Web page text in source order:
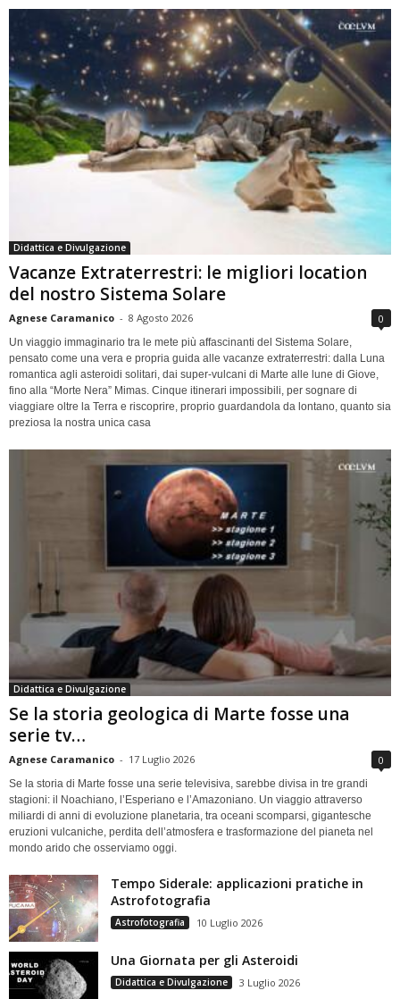
Didattica e Divulgazione
Vacanze Extraterrestri: le migliori location
del nostro Sistema Solare
Agnese Caramanico - 8 Agosto 2026 0
Un viaggio immaginario tra le mete più affascinanti del Sistema Solare,
pensato come una vera e propria guida alle vacanze extraterrestri: dalla Luna
romantica agli asteroidi solitari, dai super-vulcani di Marte alle lune di Giove,
fino alla “Morte Nera” Mimas. Cinque itinerari impossibili, per sognare di
viaggiare oltre la Terra e riscoprire, proprio guardandola da lontano, quanto sia
preziosa la nostra unica casa
Didattica e Divulgazione
Se la storia geologica di Marte fosse una
serie tv…
Agnese Caramanico - 17 Luglio 2026 0
Se la storia di Marte fosse una serie televisiva, sarebbe divisa in tre grandi
stagioni: il Noachiano, l’Esperiano e l’Amazoniano. Un viaggio attraverso
miliardi di anni di evoluzione planetaria, tra oceani scomparsi, gigantesche
eruzioni vulcaniche, perdita dell’atmosfera e trasformazione del pianeta nel
mondo arido che osserviamo oggi.
Tempo Siderale: applicazioni pratiche in
Astrofotografia
Astrofotografia 10 Luglio 2026
Una Giornata per gli Asteroidi
Didattica e Divulgazione 3 Luglio 2026